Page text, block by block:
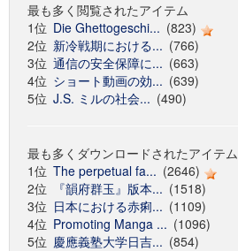
最も多く閲覧されたアイテム
1位 Die Ghettogeschi... (823)
2位 新冷戦期における... (766)
3位 通信の安全保障に... (663)
4位 ショート動画の効... (639)
5位 J.S. ミルの社会... (490)
最も多くダウンロードされたアイテム
1位 The perpetual fa... (2646)
2位
『韻府群玉』版本... (1518)
3位 日本における赤痢... (1109)
4位 Promoting Manga ... (1096)
5位 慶應義塾大学日吉... (854)